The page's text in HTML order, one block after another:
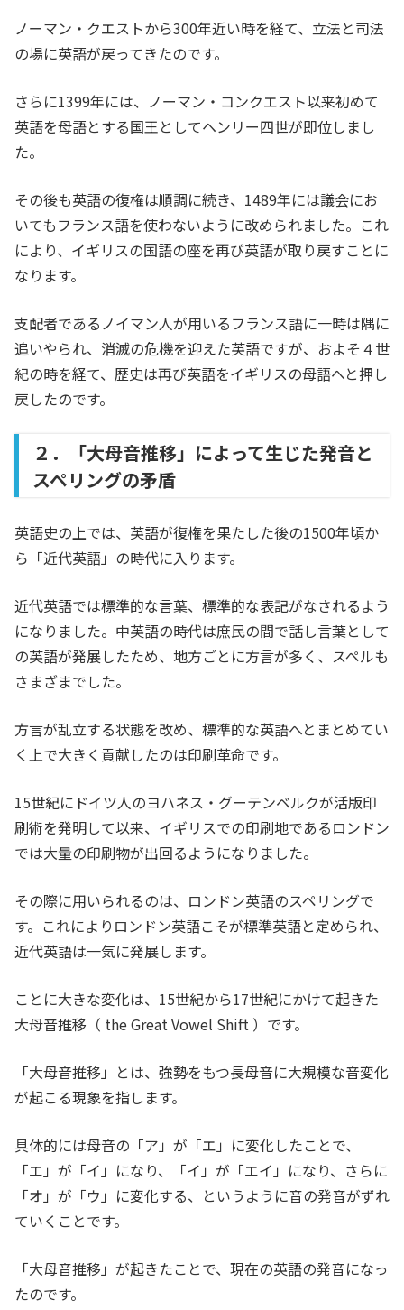
ノーマン・クエストから300年近い時を経て、立法と司法
の場に英語が戻ってきたのです。
さらに1399年には、ノーマン・コンクエスト以来初めて
英語を母語とする国王としてヘンリー四世が即位しまし
た。
その後も英語の復権は順調に続き、1489年には議会にお
いてもフランス語を使わないように改められました。これ
により、イギリスの国語の座を再び英語が取り戻すことに
なります。
支配者であるノイマン人が用いるフランス語に一時は隅に
追いやられ、消滅の危機を迎えた英語ですが、およそ４世
紀の時を経て、歴史は再び英語をイギリスの母語へと押し
戻したのです。
２．「大母音推移」によって生じた発音と
スペリングの矛盾
英語史の上では、英語が復権を果たした後の1500年頃か
ら「近代英語」の時代に入ります。
近代英語では標準的な言葉、標準的な表記がなされるよう
になりました。中英語の時代は庶民の間で話し言葉として
の英語が発展したため、地方ごとに方言が多く、スペルも
さまざまでした。
方言が乱立する状態を改め、標準的な英語へとまとめてい
く上で大きく貢献したのは印刷革命です。
15世紀にドイツ人のヨハネス・グーテンベルクが活版印
刷術を発明して以来、イギリスでの印刷地であるロンドン
では大量の印刷物が出回るようになりました。
その際に用いられるのは、ロンドン英語のスペリングで
す。これによりロンドン英語こそが標準英語と定められ、
近代英語は一気に発展します。
ことに大きな変化は、15世紀から17世紀にかけて起きた
大母音推移（ the Great Vowel Shift ）です。
「大母音推移」とは、強勢をもつ長母音に大規模な音変化
が起こる現象を指します。
具体的には母音の「ア」が「エ」に変化したことで、
「エ」が「イ」になり、「イ」が「エイ」になり、さらに
「オ」が「ウ」に変化する、というように音の発音がずれ
ていくことです。
「大母音推移」が起きたことで、現在の英語の発音になっ
たのです。